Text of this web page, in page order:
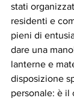
stati
residenti e
pieni di
dare una
lanterne e
disposizione
personale: è il